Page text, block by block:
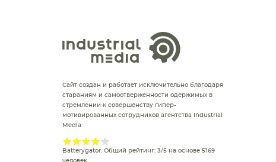
Сайт создан и работает исключительно благодаря
стараниям и самоотверженности одержимых в
стремлении к совершенству гипер-
мотивированных сотрудников агентства Industrial
Media
Batterygator. Общий рейтинг: 3/5 на основе 5169
человек.